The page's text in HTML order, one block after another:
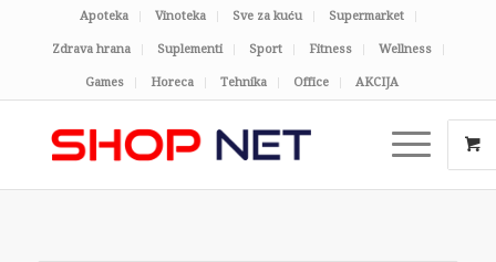
Apoteka Vinoteka Sve za kuću Supermarket
Zdrava hrana Suplementi Sport Fitness Wellness
Games Horeca Tehnika Office AKCIJA